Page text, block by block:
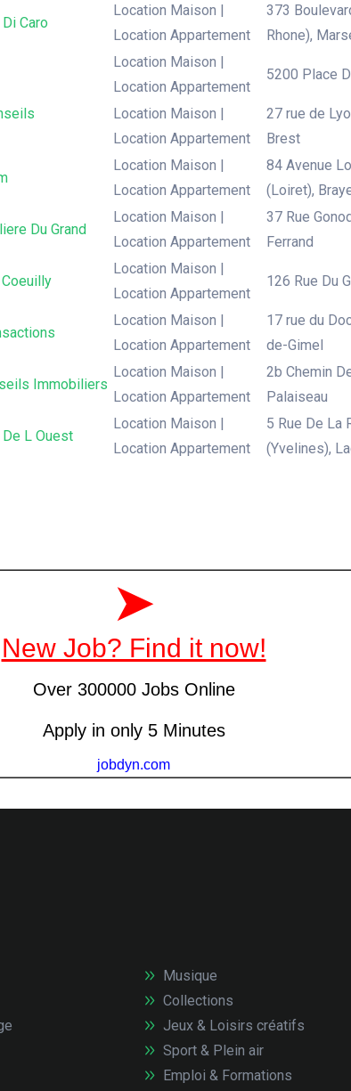
Caro
Location Maison |
Location Appartement
373
Rhone),
Location Maison |
Location Appartement
5200 Place
Location Maison |
Location Appartement
27 rue de
Brest
Location Maison |
Location Appartement
84 Avenue
(Loiret),
Du Grand
Location Maison |
Location Appartement
37 Rue
Ferrand
Location Maison |
Location Appartement
126 Rue Du
Location Maison |
Location Appartement
17 rue du
de-Gimel
Immobiliers
Location Maison |
Location Appartement
2b Chemin
Palaiseau
L Ouest
Location Maison |
Location Appartement
5 Rue De La
(Yvelines),
Musique
Collections
Jeux & Loisirs créatifs
Sport & Plein air
Emploi & Formations